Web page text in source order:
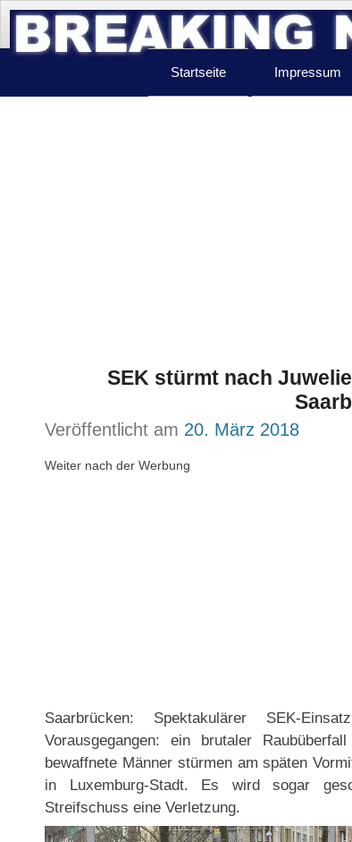
Startseite Impressum
SEK stürmt nach
Veröffentlicht am 20. März 2018
Weiter nach der Werbung
Saarbrücken: Spektakulärer SEK-
Vorausgegangen: ein brutaler
bewaffnete Männer stürmen am späten
in Luxemburg-Stadt. Es wird sogar
Streifschuss eine Verletzung.